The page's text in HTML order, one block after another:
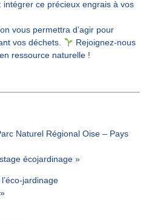
: intégrer ce précieux engrais à vos
vous permettra d’agir pour
vos déchets.
Rejoignez-nous
ressource naturelle !
Naturel Régional Oise – Pays
écojardinage »
jardinage
»